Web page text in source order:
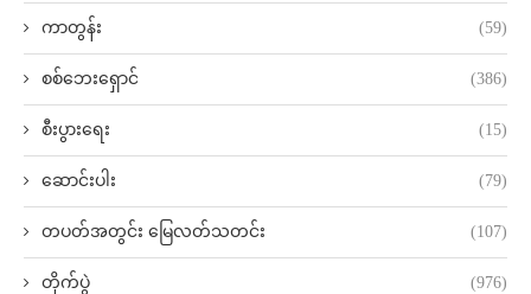
ကာတွန်း (59)
စစ်ဘေးရှောင် (386)
စီးပွားရေး (15)
ဆောင်းပါး (79)
တပတ်အတွင်း မြေလတ်သတင်း (107)
တိုက်ပွဲ (976)